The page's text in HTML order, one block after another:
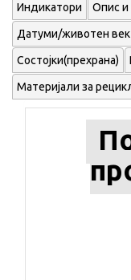
Индикатори Опис и
Датуми/животен век
Состојки(прехрана)
Материјали за